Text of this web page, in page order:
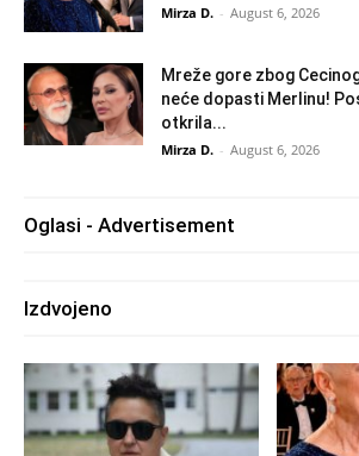
Mirza D. - August 6, 2026
Mreže gore zbog
neće dopasti Merlinu!
otkrila...
Mirza D. - August 6, 2026
Oglasi - Advertisement
Izdvojeno